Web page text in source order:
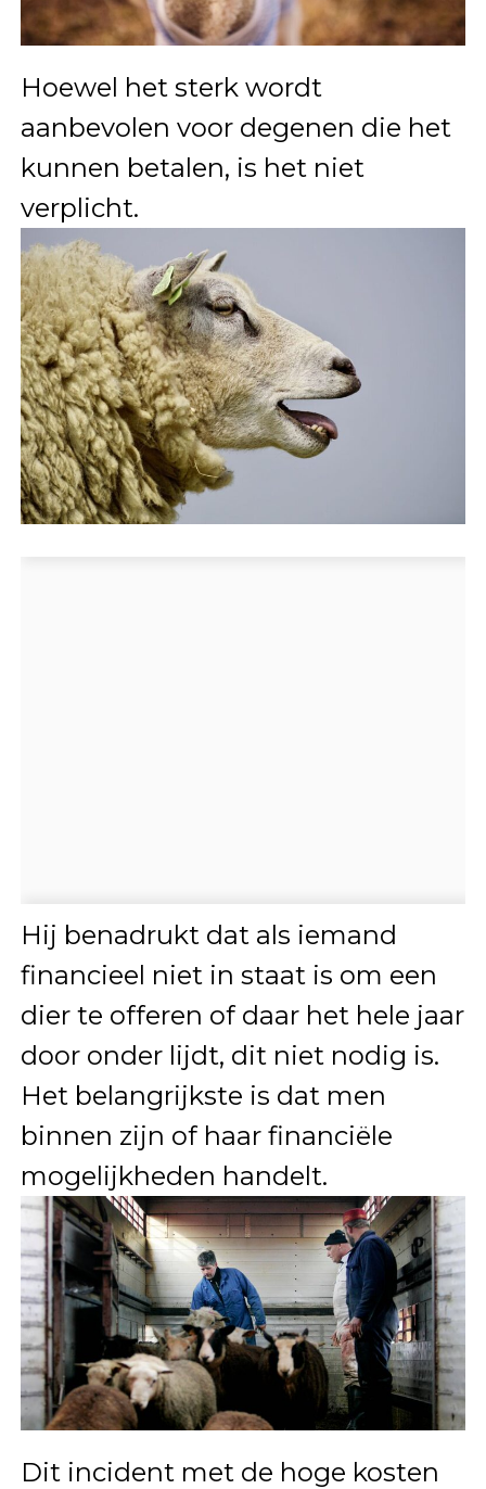
Hoewel het sterk wordt
aanbevolen voor degenen die het
kunnen betalen, is het niet
verplicht.
Hij benadrukt dat als iemand
financieel niet in staat is om een
dier te offeren of daar het hele jaar
door onder lijdt, dit niet nodig is.
Het belangrijkste is dat men
binnen zijn of haar financiële
mogelijkheden handelt.
Dit incident met de hoge kosten